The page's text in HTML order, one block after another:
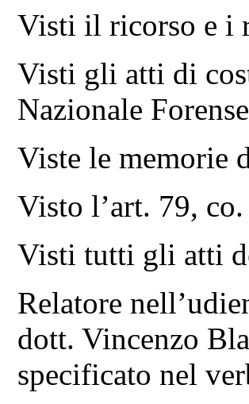
Visti il ricorso e i
Visti gli atti di
Nazionale
Viste le memorie
Visto l’art. 79,
Visti tutti gli atti
Relatore
dott. Vincenzo
specificato nel